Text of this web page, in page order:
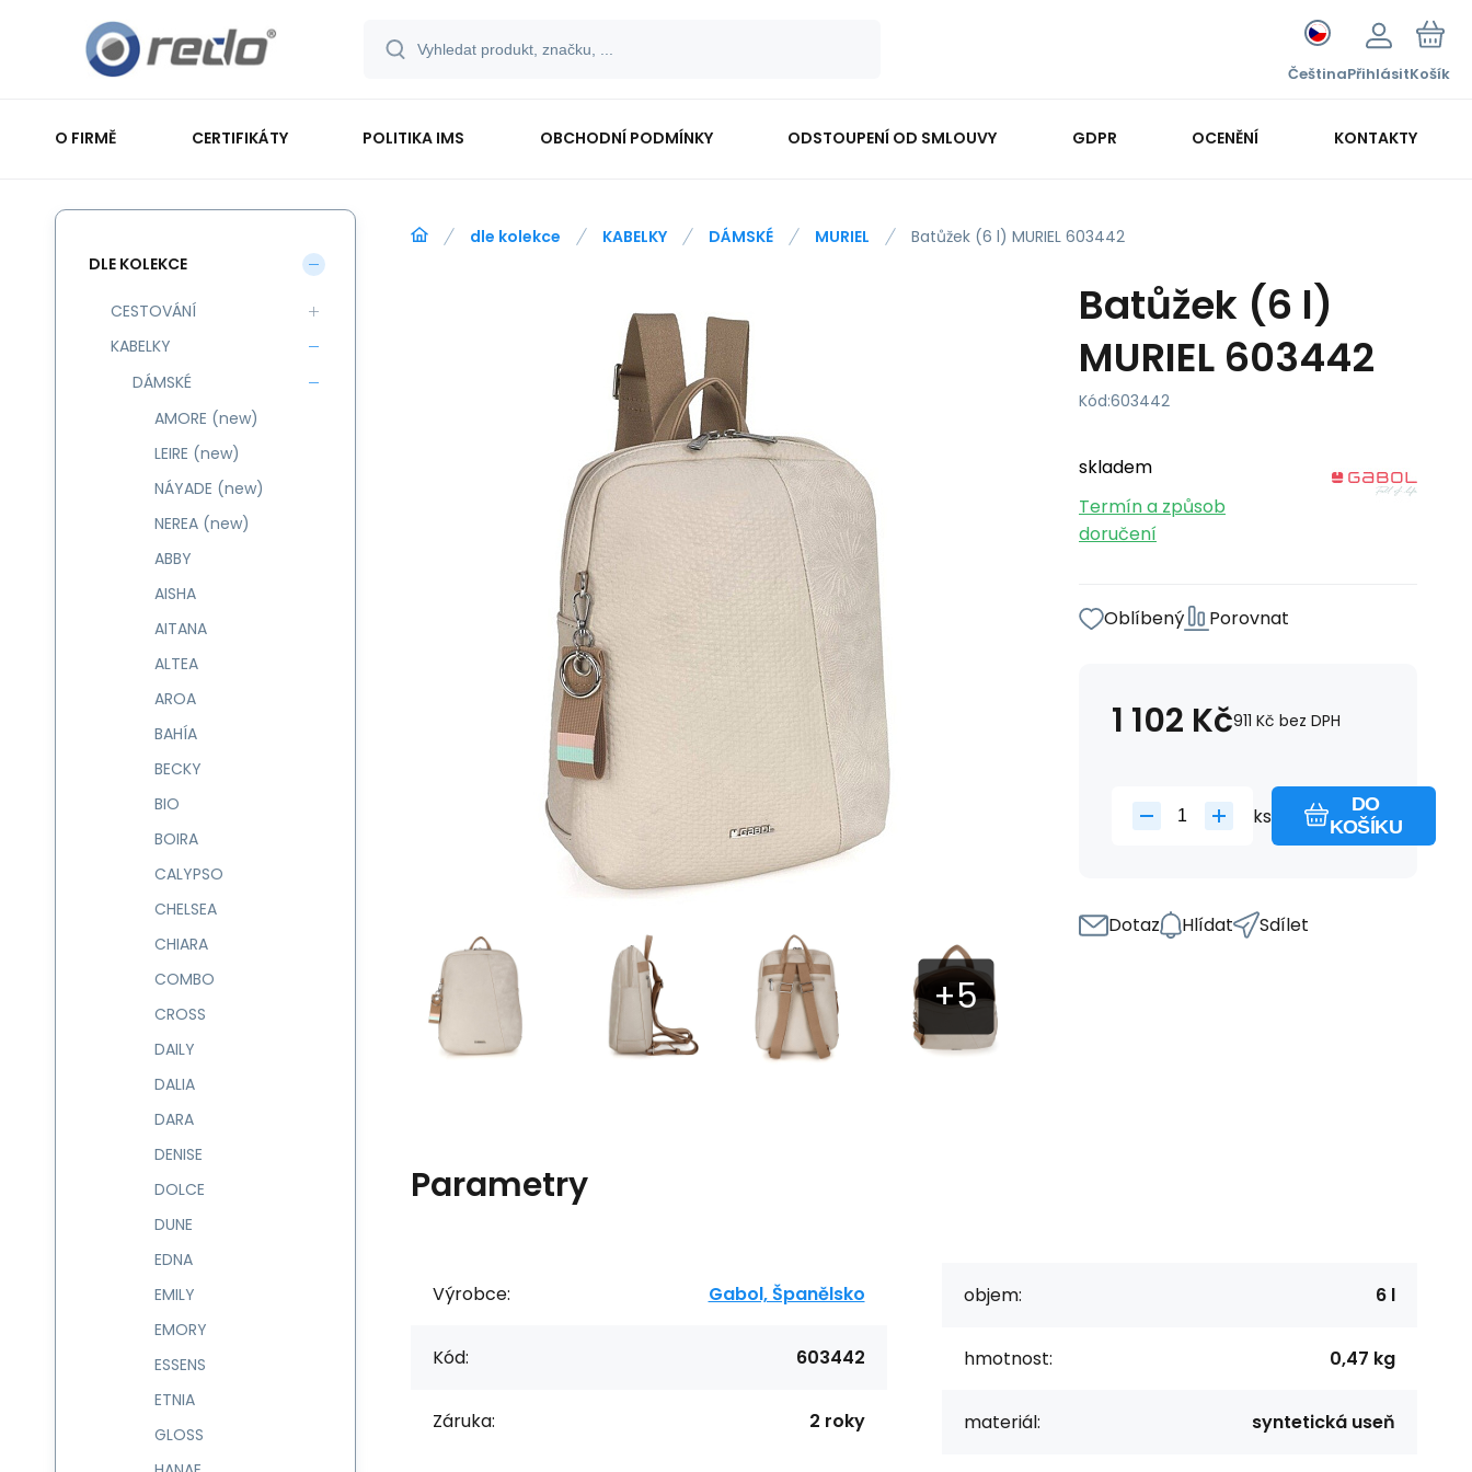
ČeštinaPřihlásitKošík
O FIRMĚ CERTIFIKÁTY POLITIKA IMS OBCHODNÍ PODMÍNKY ODSTOUPENÍ OD SMLOUVY GDPR OCENĚNÍ KONTAKTY
dle kolekce KABELKY DÁMSKÉ MURIEL Batůžek (6 l) MURIEL 603442
Batůžek (6 l)
MURIEL 603442
Kód:603442
skladem
Termín a způsob
doručení
Oblíbený Porovnat
1 102 Kč911 Kč bez DPH
ks
DO
KOŠÍKU
Dotaz Hlídat Sdílet
Parametry
Výrobce: Gabol, Španělsko
Kód: 603442
Záruka: 2 roky
objem: 6 l
hmotnost: 0,47 kg
materiál: syntetická useň
DLE KOLEKCE
CESTOVÁNÍ
KABELKY
DÁMSKÉ
AMORE (new)
LEIRE (new)
NÁYADE (new)
NEREA (new)
ABBY
AISHA
AITANA
ALTEA
AROA
BAHÍA
BECKY
BIO
BOIRA
CALYPSO
CHELSEA
CHIARA
COMBO
CROSS
DAILY
DALIA
DARA
DENISE
DOLCE
DUNE
EDNA
EMILY
EMORY
ESSENS
ETNIA
GLOSS